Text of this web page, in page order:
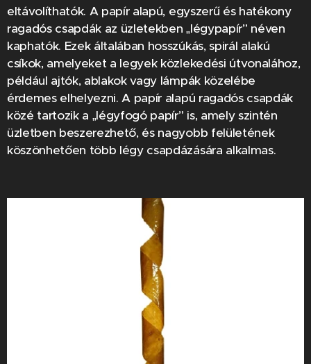
eltávolíthatók. A papír alapú, egyszerű és hatékony
ragadós csapdák az üzletekben „légypapír” néven
kaphatók. Ezek általában hosszúkás, spirál alakú
csíkok, amelyeket a legyek közlekedési útvonalához,
például ajtók, ablakok vagy lámpák közelébe
érdemes elhelyezni. A papír alapú ragadós csapdák
közé tartozik a „légyfogó papír” is, amely szintén
üzletben beszerezhető, és nagyobb felületének
köszönhetően több légy csapdázására alkalmas.